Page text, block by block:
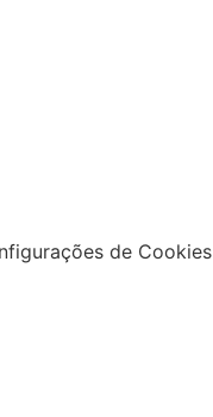
de Cookies